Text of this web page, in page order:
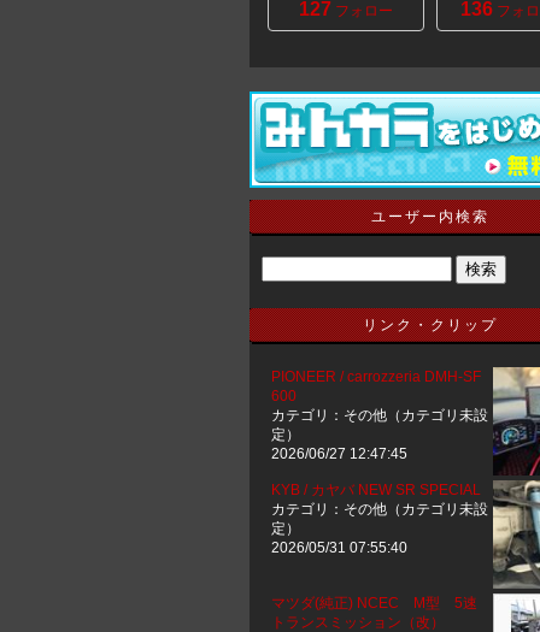
127 フォロー 136 フォ
ユーザー内検索
リンク・クリップ
PIONEER / carrozzeria DMH-SF
600
カテゴリ：その他（カテゴリ未設
定）
2026/06/27 12:47:45
KYB / カヤバ NEW SR SPECIAL
カテゴリ：その他（カテゴリ未設
定）
2026/05/31 07:55:40
マツダ(純正) NCEC M型 5速
トランスミッション（改）